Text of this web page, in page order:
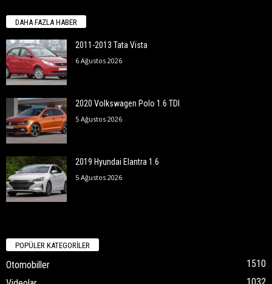
DAHA FAZLA HABER
2011-2013 Tata Vista
6 Ağustos 2026
2020 Volkswagen Polo 1.6 TDI
5 Ağustos 2026
2019 Hyundai Elantra 1.6
5 Ağustos 2026
POPÜLER KATEGORİLER
Otomobiller
1510